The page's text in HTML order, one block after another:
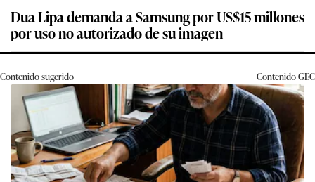
Dua Lipa demanda a Samsung por US$15 millones
por uso no autorizado de su imagen
Contenido sugerido ContenidoGEC